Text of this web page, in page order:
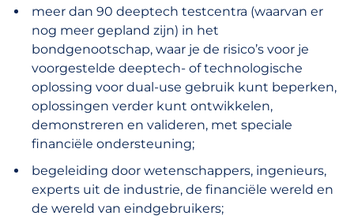
meer dan 90 deeptech testcentra (waarvan er
nog meer gepland zijn) in het
bondgenootschap, waar je de risico’s voor je
voorgestelde deeptech- of technologische
oplossing voor dual-use gebruik kunt beperken,
oplossingen verder kunt ontwikkelen,
demonstreren en valideren, met speciale
financiële ondersteuning;
begeleiding door wetenschappers, ingenieurs,
experts uit de industrie, de financiële wereld en
de wereld van eindgebruikers;